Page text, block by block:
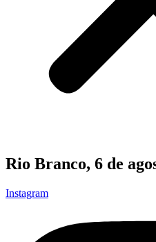
Rio Branco, 6 de
Instagram